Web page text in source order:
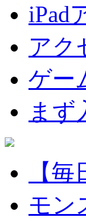
iPad
アク
ゲー
まず
【
モン